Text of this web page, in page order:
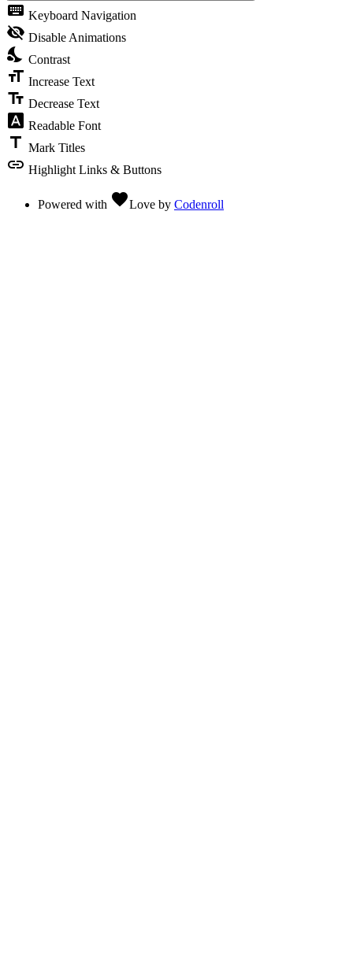
keyboard Keyboard Navigation
visibility_off Disable Animations
nights_stay Contrast
format_size Increase Text
text_fields Decrease Text
font_download Readable Font
title Mark Titles
link Highlight Links & Buttons
Powered with favoriteLove by Codenroll